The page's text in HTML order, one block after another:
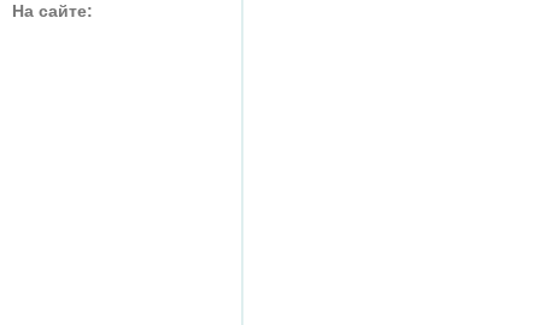
На сайте: